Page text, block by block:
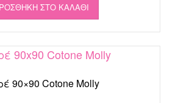
ΣΤΟ ΚΑΛΆΘΙ
90×90 Cotone Molly